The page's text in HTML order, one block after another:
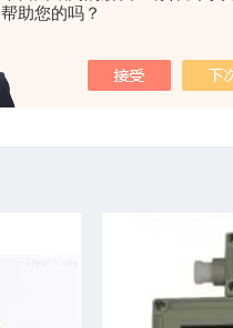
帮助您的吗？